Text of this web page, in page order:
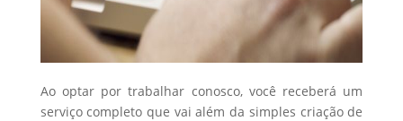
Ao optar por trabalhar conosco, você receberá um
serviço completo que vai além da simples criação de